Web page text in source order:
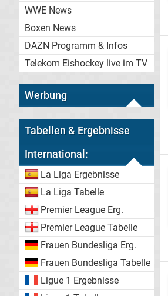
WWE News
Boxen News
DAZN Programm & Infos
Telekom Eishockey live im TV
Werbung
Tabellen & Ergebnisse
International:
La Liga Ergebnisse
La Liga Tabelle
Premier League Erg.
Premier League Tabelle
Frauen Bundesliga Erg.
Frauen Bundesliga Tabelle
Ligue 1 Ergebnisse